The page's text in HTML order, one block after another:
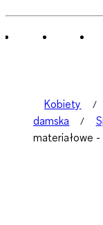
Kobiety
damska
materiałowe